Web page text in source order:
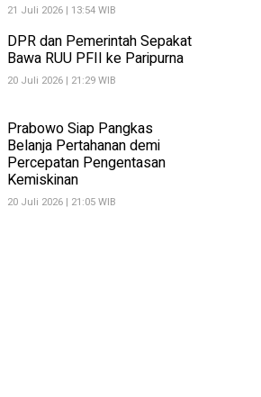
21 Juli 2026 | 13:54 WIB
DPR dan Pemerintah Sepakat
Bawa RUU PFII ke Paripurna
20 Juli 2026 | 21:29 WIB
Prabowo Siap Pangkas
Belanja Pertahanan demi
Percepatan Pengentasan
Kemiskinan
20 Juli 2026 | 21:05 WIB